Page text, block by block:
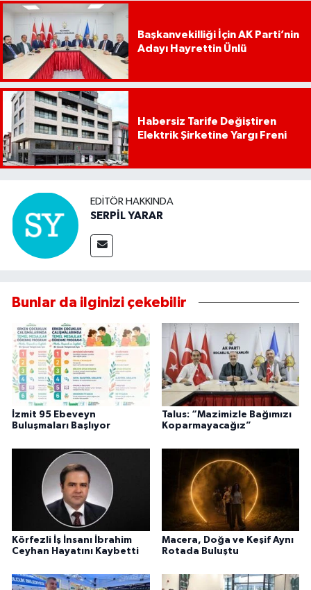
Başkanvekilliği İçin AK Parti’nin
Adayı Hayrettin Ünlü
Habersiz Tarife Değiştiren
Elektrik Şirketine Yargı Freni
EDITÖR HAKKINDA
SERPİL YARAR
Bunlar da ilginizi çekebilir
İzmit 95 Ebeveyn
Buluşmaları Başlıyor
Talus: “Mazimizle Bağımızı
Koparmayacağız”
Körfezli İş İnsanı İbrahim
Ceyhan Hayatını Kaybetti
Macera, Doğa ve Keşif Aynı
Rotada Buluştu